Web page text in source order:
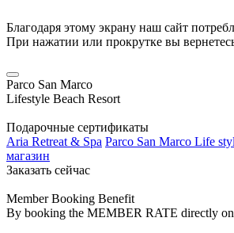
Благодаря этому экрану наш сайт
При нажатии или прокрутке вы
Parco San Marco
Lifestyle Beach Resort
Подарочные сертификаты
Aria Retreat & Spa Parco San Marco Life
магазин
Заказать сейчас
Member Booking Benefit
By booking the MEMBER RATE directly on